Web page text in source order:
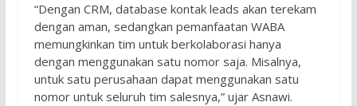
“Dengan CRM, database kontak leads akan terekam
dengan aman, sedangkan pemanfaatan WABA
memungkinkan tim untuk berkolaborasi hanya
dengan menggunakan satu nomor saja. Misalnya,
untuk satu perusahaan dapat menggunakan satu
nomor untuk seluruh tim salesnya,” ujar Asnawi.